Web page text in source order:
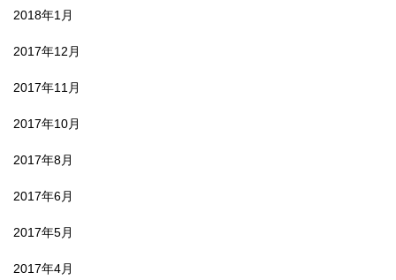
2018年1月
2017年12月
2017年11月
2017年10月
2017年8月
2017年6月
2017年5月
2017年4月